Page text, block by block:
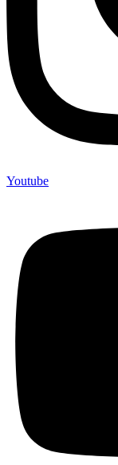
Youtube